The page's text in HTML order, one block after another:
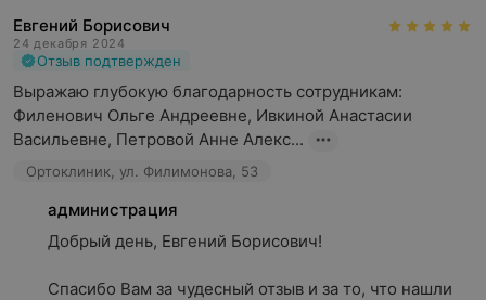
Евгений Борисович
24 декабря 2024
Отзыв подтвержден
Выражаю глубокую благодарность сотрудникам:
Филенович Ольге Андреевне, Ивкиной Анастасии
Васильевне, Петровой Анне Алекс...
Ортоклиник, ул. Филимонова, 53
администрация
Добрый день, Евгений Борисович!
Спасибо Вам за чудесный отзыв и за то, что нашли